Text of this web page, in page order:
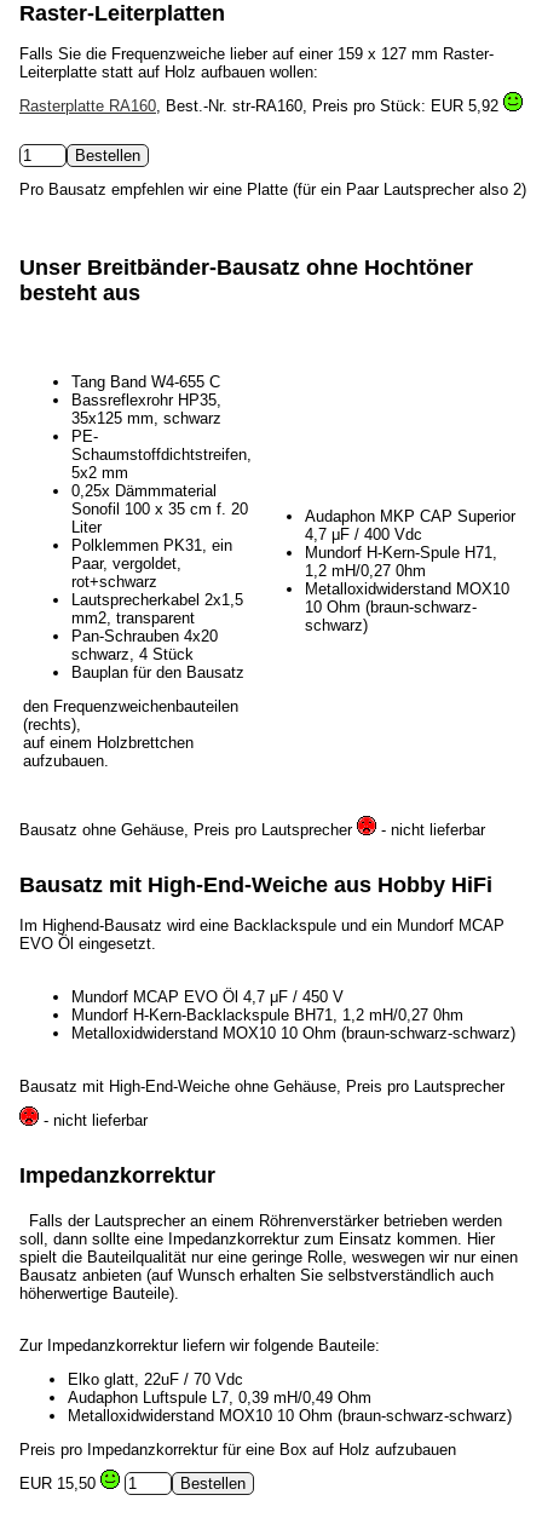
Raster-Leiterplatten
Falls Sie die Frequenzweiche lieber auf einer 159 x 127 mm Raster-
Leiterplatte statt auf Holz aufbauen wollen:
Rasterplatte RA160, Best.-Nr. str-RA160, Preis pro Stück: EUR 5,92
Pro Bausatz empfehlen wir eine Platte (für ein Paar Lautsprecher also 2)
Unser Breitbänder-Bausatz ohne Hochtöner
besteht aus
Tang Band W4-655 C
Bassreflexrohr HP35,
35x125 mm, schwarz
PE-
Schaumstoffdichtstreifen,
5x2 mm
0,25x Dämmmaterial
Sonofil 100 x 35 cm f. 20
Liter
Polklemmen PK31, ein
Paar, vergoldet,
rot+schwarz
Lautsprecherkabel 2x1,5
mm2, transparent
Pan-Schrauben 4x20
schwarz, 4 Stück
Bauplan für den Bausatz
den Frequenzweichenbauteilen
(rechts),
auf einem Holzbrettchen
aufzubauen.
Audaphon MKP CAP Superior
4,7 μF / 400 Vdc
Mundorf H-Kern-Spule H71,
1,2 mH/0,27 0hm
Metalloxidwiderstand MOX10
10 Ohm (braun-schwarz-
schwarz)
Bausatz ohne Gehäuse, Preis pro Lautsprecher - nicht lieferbar
Bausatz mit High-End-Weiche aus Hobby HiFi
Im Highend-Bausatz wird eine Backlackspule und ein Mundorf MCAP
EVO Öl eingesetzt.
Mundorf MCAP EVO Öl 4,7 μF / 450 V
Mundorf H-Kern-Backlackspule BH71, 1,2 mH/0,27 0hm
Metalloxidwiderstand MOX10 10 Ohm (braun-schwarz-schwarz)
Bausatz mit High-End-Weiche ohne Gehäuse, Preis pro Lautsprecher
- nicht lieferbar
Impedanzkorrektur
Falls der Lautsprecher an einem Röhrenverstärker betrieben werden
soll, dann sollte eine Impedanzkorrektur zum Einsatz kommen. Hier
spielt die Bauteilqualität nur eine geringe Rolle, weswegen wir nur einen
Bausatz anbieten (auf Wunsch erhalten Sie selbstverständlich auch
höherwertige Bauteile).
Zur Impedanzkorrektur liefern wir folgende Bauteile:
Elko glatt, 22uF / 70 Vdc
Audaphon Luftspule L7, 0,39 mH/0,49 Ohm
Metalloxidwiderstand MOX10 10 Ohm (braun-schwarz-schwarz)
Preis pro Impedanzkorrektur für eine Box auf Holz aufzubauen
EUR 15,50